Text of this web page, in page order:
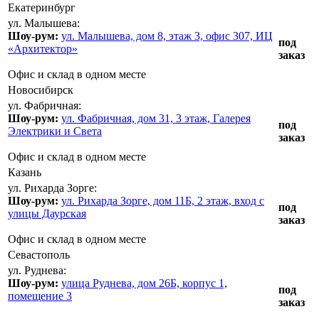
Екатеринбург
ул. Малышева:
Шоу-рум: ул. Малышева, дом 8, этаж 3, офис 307, ИЦ
«Архитектор»
Офис и склад в одном месте
под
заказ
Новосибирск
ул. Фабричная:
Шоу-рум: ул. Фабричная, дом 31, 3 этаж, Галерея
Электрики и Света
Офис и склад в одном месте
под
заказ
Казань
ул. Рихарда Зорге:
Шоу-рум: ул. Рихарда Зорге, дом 11Б, 2 этаж, вход с
улицы Даурская
Офис и склад в одном месте
под
заказ
Севастополь
ул. Руднева:
Шоу-рум: улица Руднева, дом 26Б, корпус 1,
помещение 3
под
заказ